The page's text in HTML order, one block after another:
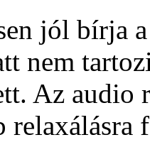
jól bírja
nem
Az audio